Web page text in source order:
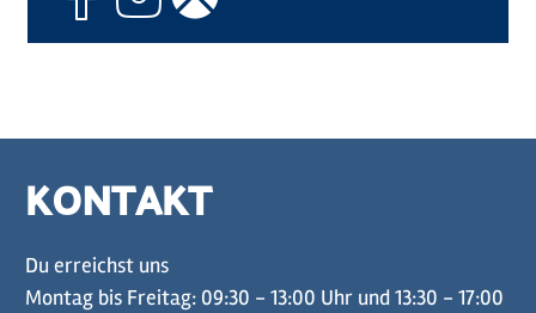
KONTAKT
Du erreichst uns
Montag bis Freitag: 09:30 - 13:00 Uhr und 13:30 - 17:00